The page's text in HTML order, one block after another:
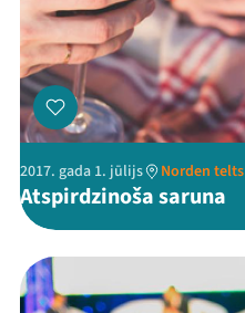
2017. gada 1. jūlijs Norden telts
Atspirdzinoša saruna